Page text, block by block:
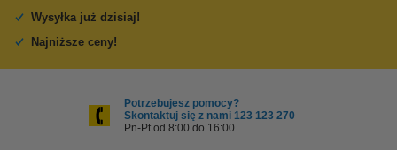
Wysyłka już dzisiaj!
Najniższe ceny!
Potrzebujesz pomocy?
Skontaktuj się z nami 123 123 270
Pn-Pt od 8:00 do 16:00